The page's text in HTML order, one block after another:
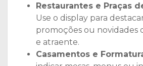
Restaurantes e Praças
Use o display para
promoções ou novidades
e atraente.
Casamentos e